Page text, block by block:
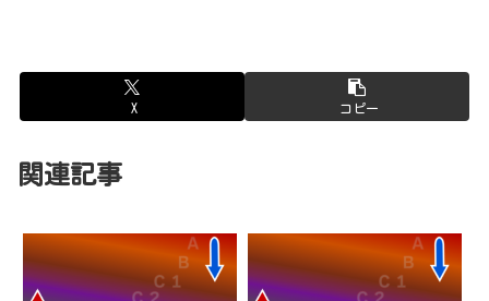
X コピー
関連記事